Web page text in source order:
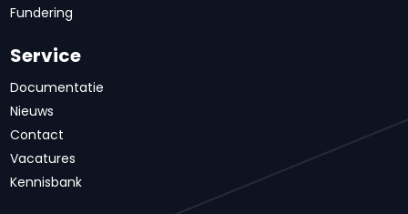
Fundering
Service
Documentatie
Nieuws
Contact
Vacatures
Kennisbank